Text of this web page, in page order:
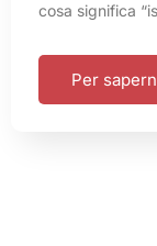
cosa significa
Per